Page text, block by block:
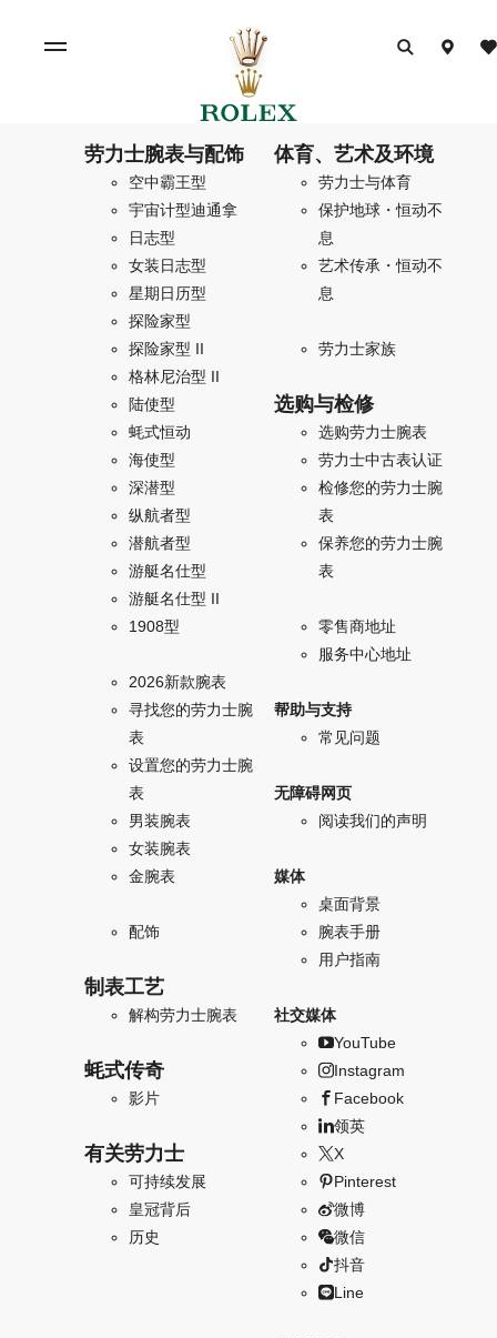
劳力士腕表与配饰
空中霸王型
宇宙计型迪通拿
日志型
女装日志型
星期日历型
探险家型
探险家型 II
格林尼治型 II
陆使型
蚝式恒动
海使型
深潜型
纵航者型
潜航者型
游艇名仕型
游艇名仕型 II
1908型
2026新款腕表
寻找您的劳力士腕
表
设置您的劳力士腕
表
男装腕表
女装腕表
金腕表
配饰
制表工艺
解构劳力士腕表
蚝式传奇
影片
有关劳力士
可持续发展
皇冠背后
历史
体育、艺术及环境
劳力士与体育
保护地球・恒动不
息
艺术传承・恒动不
息
劳力士家族
选购与检修
选购劳力士腕表
劳力士中古表认证
检修您的劳力士腕
表
保养您的劳力士腕
表
零售商地址
服务中心地址
帮助与支持
常见问题
无障碍网页
阅读我们的声明
媒体
桌面背景
腕表手册
用户指南
社交媒体
YouTube
Instagram
Facebook
领英
X
Pinterest
微博
微信
抖音
Line